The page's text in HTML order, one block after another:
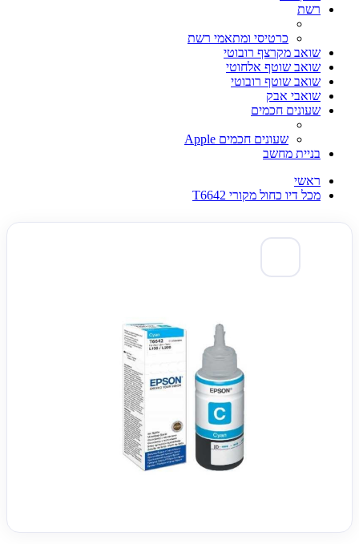
רשת
כרטיסי ומתאמי רשת
שואב מקרצף רובוטי
שואב שוטף אלחוטי
שואב שוטף רובוטי
שואבי אבק
שעונים חכמים
שעונים חכמים Apple
בניית מחשב
ראשי
מכל דיו כחול מקורי T6642